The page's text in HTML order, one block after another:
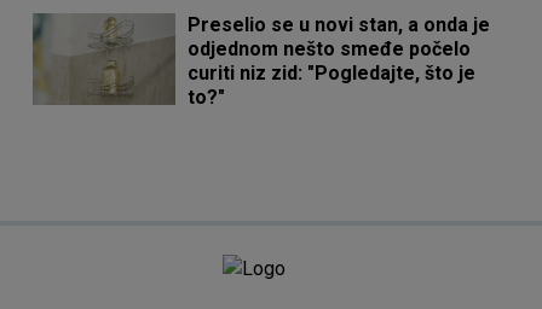
Preselio se u novi stan, a onda je
odjednom nešto smeđe počelo
curiti niz zid: "Pogledajte, što je
to?"